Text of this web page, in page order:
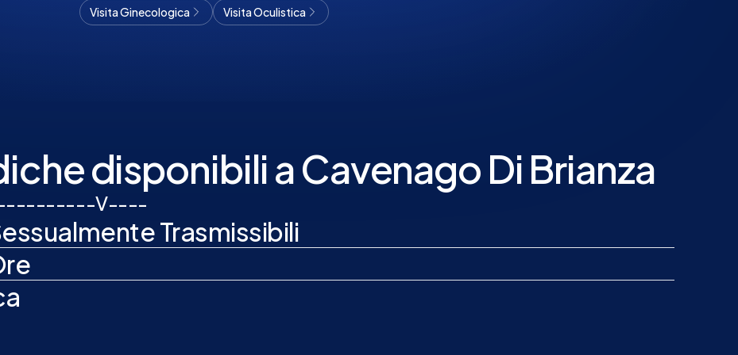
Visita Ginecologica
Visita Oculistica
disponibili a Cavenago Di Brianza
---------V----
Trasmissibili